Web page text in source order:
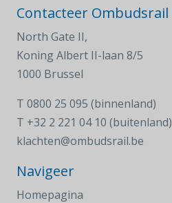
Contacteer Ombudsrail
North Gate II,
Koning Albert II-laan 8/5
1000 Brussel
T 0800 25 095 (binnenland)
T +32 2 221 04 10 (buitenland)
klachten@ombudsrail.be
Navigeer
Homepagina